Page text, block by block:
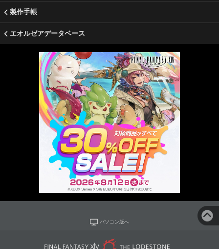
製作手帳
エオルゼアデータベース
パソコン版へ